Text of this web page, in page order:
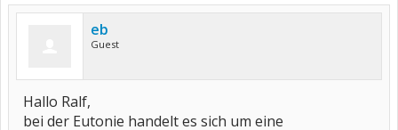
eb
Guest
Hallo Ralf,
bei der Eutonie handelt es sich um eine